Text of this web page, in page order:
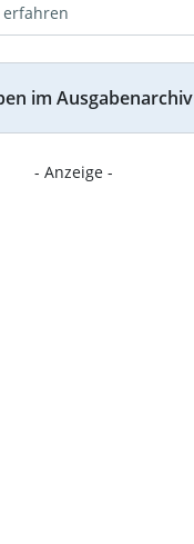
erfahren
im Ausgabenarchiv
- Anzeige -